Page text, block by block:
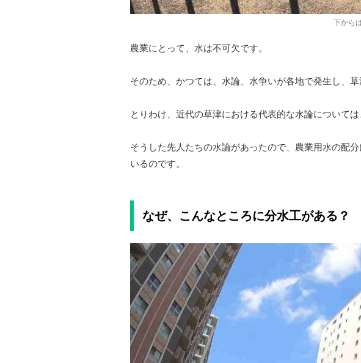
下から
農業にとって、水は不可欠です。
そのため、かつては、水論、水争いが各地で発生し、草
とりわけ、近代の草津における代表的な水論について
そうした先人たちの水論があったので、農業用水の配
いるのです。
なぜ、こんなところに分水工がある？